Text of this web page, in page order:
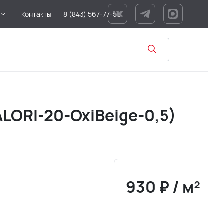
Контакты 8 (843) 567-77-56
20-OxiBеige-0,5)
930 ₽ / м²